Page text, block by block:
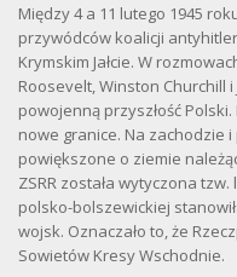
Między 4 a 11 lutego 1945
przywódców koalicji
Krymskim Jałcie. W
Roosevelt, Winston Churchill
powojenną przyszłość
nowe granice. Na zachodzie
powiększone o ziemie
ZSRR została wytyczona
polsko-bolszewickiej
wojsk. Oznaczało to, że
Sowietów Kresy Wschodnie.